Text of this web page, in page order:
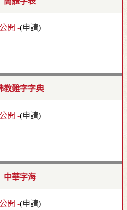
開 -(申請)
教難字字典
開 -(申請)
中華字海
開 -(申請)